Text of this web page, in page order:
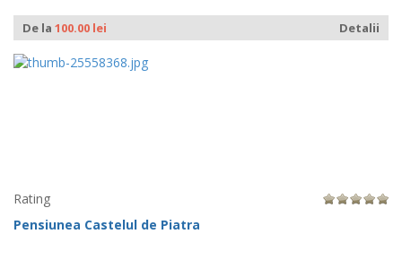
De la 100.00 lei Detalii
Rating
Pensiunea Castelul de Piatra